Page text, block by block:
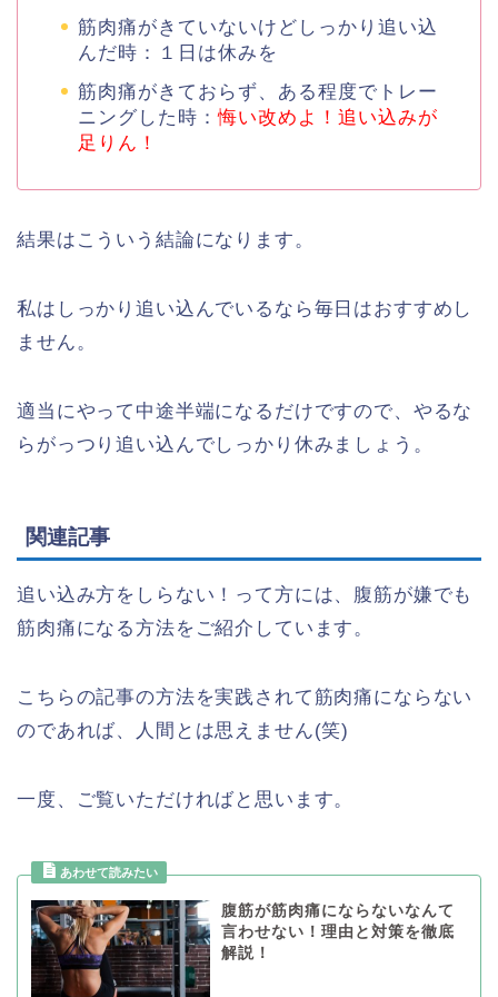
筋肉痛がきていないけどしっかり追い込
んだ時：１日は休みを
筋肉痛がきておらず、ある程度でトレー
ニングした時：悔い改めよ！追い込みが
足りん！
結果はこういう結論になります。
私はしっかり追い込んでいるなら毎日はおすすめし
ません。
適当にやって中途半端になるだけですので、やるな
らがっつり追い込んでしっかり休みましょう。
関連記事
追い込み方をしらない！って方には、腹筋が嫌でも
筋肉痛になる方法をご紹介しています。
こちらの記事の方法を実践されて筋肉痛にならない
のであれば、人間とは思えません(笑)
一度、ご覧いただければと思います。
腹筋が筋肉痛にならないなんて
言わせない！理由と対策を徹底
解説！